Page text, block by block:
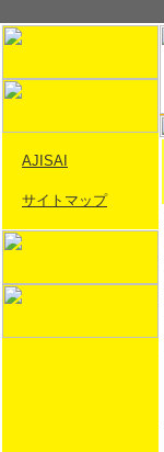
AJISAI
サイトマップ